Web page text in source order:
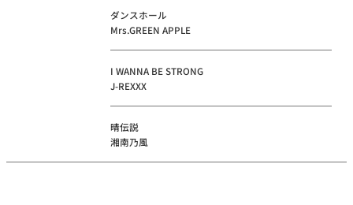
ダンスホール
Mrs.GREEN APPLE
I WANNA BE STRONG
J-REXXX
晴伝説
湘南乃風